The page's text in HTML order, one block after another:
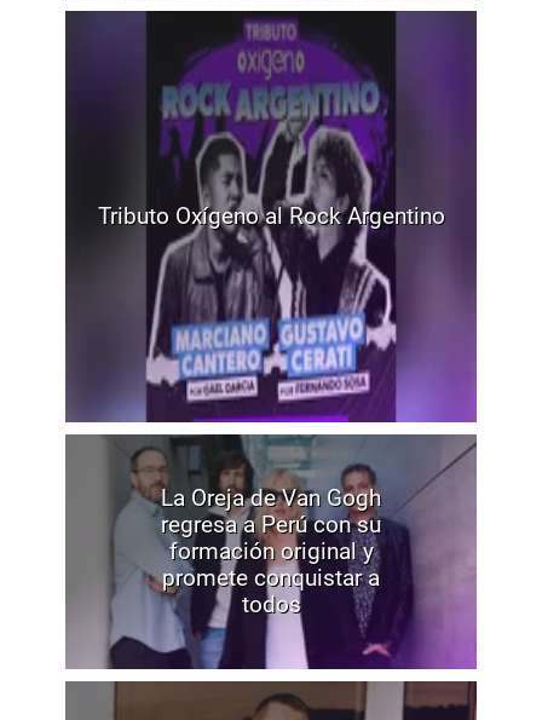
Tributo Oxígeno al Rock Argentino
La Oreja de Van Gogh
regresa a Perú con su
formación original y
promete conquistar a
todos